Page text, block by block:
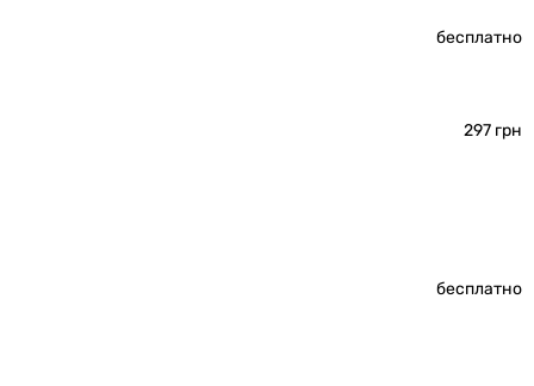
бесплатно
297 грн
бесплатно